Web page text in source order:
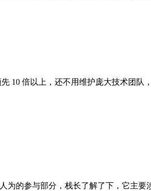
10 倍以上，还不用维护庞大技术团队
为的参与部分，栈长了解了下，它主要